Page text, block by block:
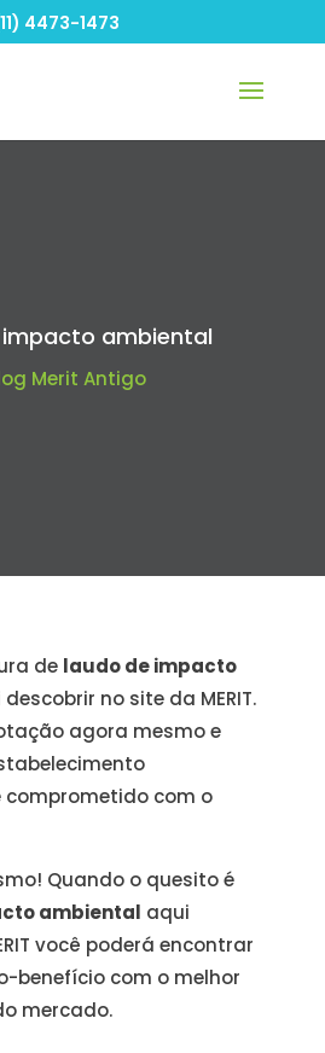
4473-1473
impacto ambiental
Merit Antigo
de laudo de impacto
descobrir no site da MERIT.
agora mesmo e
comprometido com o
Quando o quesito é
ambiental aqui
você poderá encontrar
benefício com o melhor
mercado.